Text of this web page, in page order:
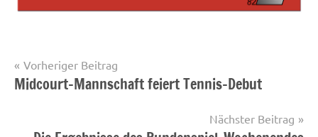
Startseite
Beitragsnavigation
Vorheriger Beitrag
Midcourt-Mannschaft feiert Tennis-Debut
Nächster Beitrag